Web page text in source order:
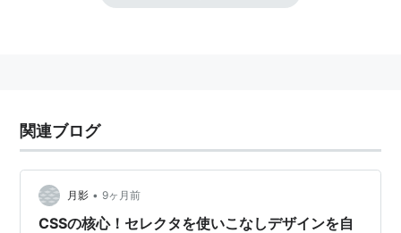
関連ブログ
月影 • 9ヶ月前
CSSの核心！セレクタを使いこなしデザインを自